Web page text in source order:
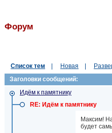
Форум
Список тем Новая
Заголовки сообщений:
Идём к памятнику
RE: Идём к памятнику
Максим!
будет